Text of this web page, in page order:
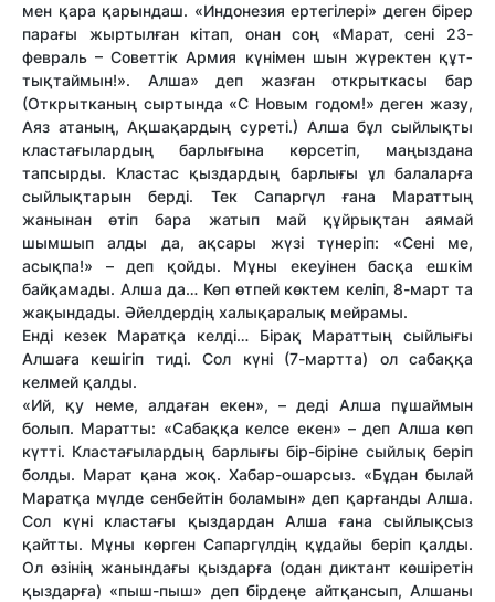
мен қара қарындаш. «Индонезия ертегілері» деген бірер
парағы жыртылған кітап, онан соң «Марат, сені 23-
февраль – Совет­тік Армия күнімен шын жүректен құт­
тықтаймын!». Алша» деп жазған открыткасы бар
(Открытканың сыртында «С Новым годом!» деген жазу,
Аяз атаның, Ақшақардың суреті.) Алша бұл сыйлықты
кластағылардың барлығына көрсетіп, маңыздана
тапсырды. Кластас қыздардың барлығы ұл балаларға
сыйлықтарын берді. Тек Сапаргүл ғана Марат­тың
жанынан өтіп бара жатып май құйрықтан аямай
шымшып алды да, ақсары жүзі түнеріп: «Сені ме,
асықпа!» – деп қойды. Мұны екеуінен басқа ешкім
байқамады. Алша да… Көп өтпей көктем келіп, 8-март та
жақындады. Әйелдердің халықаралық мейрамы.
Енді кезек Маратқа келді… Бірақ Марат­тың сыйлығы
Алшаға кешігіп тиді. Сол күні (7-март­та) ол сабаққа
келмей қалды.
«Ий, қу неме, алдаған екен», – деді Алша пұшаймын
болып. Марат­ты: «Сабаққа келсе екен» – деп Алша көп
күт­ті. Кластағылардың барлығы бір-біріне сыйлық беріп
болды. Марат қана жоқ. Хабар-ошарсыз. «Бұдан былай
Маратқа мүлде сенбейтін боламын» деп қарғанды Алша.
Сол күні кластағы қыздардан Алша ғана сыйлықсыз
қайт­ты. Мұны көрген Сапаргүлдің құдайы беріп қалды.
Ол өзінің жанындағы қыздарға (одан диктант көшіретін
қыздарға) «пыш-пыш» деп бірдеңе айтқансып, Алшаны